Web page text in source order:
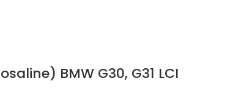
BMW G30, G31 LCI